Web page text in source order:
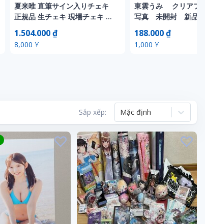
夏来唯 直筆サイン入りチェキ
正規品 生チェキ 現場チェキ 特
チェキ DVD特典
1.504.000 ₫
8,000 ¥
東雲うみ クリアフ
写真 未開封 新品
188.000 ₫
1,000 ¥
Sắp xếp: Mặc định